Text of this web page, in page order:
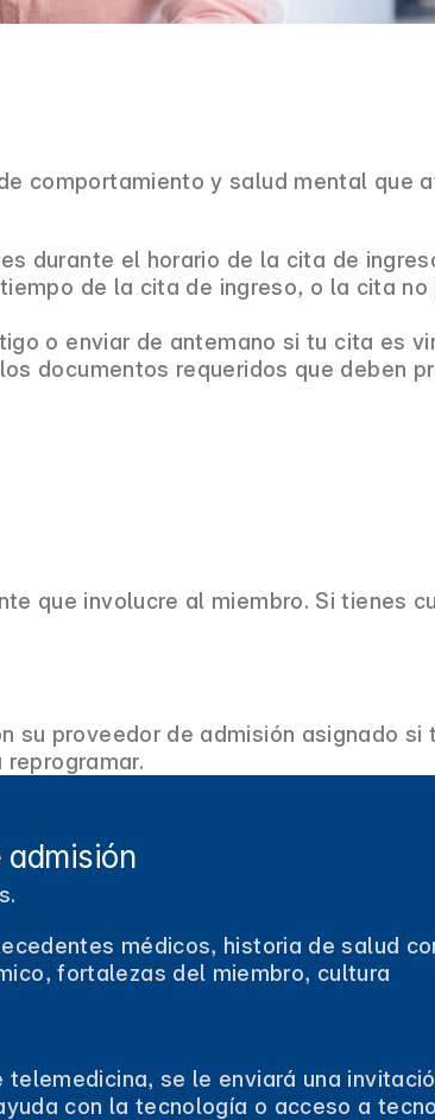
comportamiento y salud mental que
durante el horario de la cita de
de la cita de ingreso, o la cita no
o enviar de antemano si tu cita es
documentos requeridos que deben
que involucre al miembro. Si tienes
su proveedor de admisión asignado si
admisión
médicos, historia de salud
fortalezas del miembro, cultura
se le enviará una
con la tecnología o acceso a